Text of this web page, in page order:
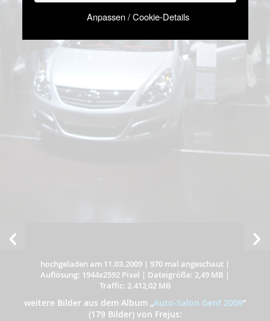
Anpassen / Cookie-Details
hochgeladen am 11.03.2009 | 970 mal angeschaut |
Auflösung: 1944x2592 Pixel | Dateigröße: 2,49 MB |
Traffic: 2.412,02 MB
weitere Bilder aus dem Album „Auto-Salon Genf 2009”
(179 Bilder) von Frejus: